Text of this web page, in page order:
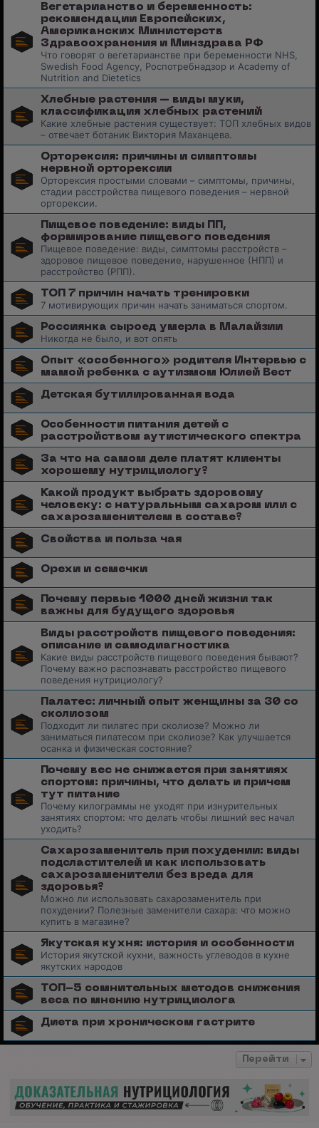
Вегетарианство и беременность:
рекомендации Европейских,
Американских Министерств
Здравоохранения и Минздрава РФ
Что говорят о вегетарианстве при беременности NHS,
Swedish Food Agency, Роспотребнадзор и Academy of
Nutrition and Dietetics
Хлебные растения – виды муки,
классификация хлебных растений
Какие хлебные растения существует: ТОП хлебных видов
– отвечает ботаник Виктория Маханцева.
Орторексия: причины и симптомы
нервной орторексии
Орторексия простыми словами – симптомы, причины,
стадии расстройства пищевого поведения – нервной
орторексии.
Пищевое поведение: виды ПП,
формирование пищевого поведения
Пищевое поведение: виды, симптомы расстройств –
здоровое пищевое поведение, нарушенное (НПП) и
расстройство (РПП).
ТОП 7 причин начать тренировки
7 мотивирующих причин начать заниматься спортом.
Россиянка сыроед умерла в Малайзии
Никогда не было, и вот опять
Опыт «особенноrо» родителя Интервью с
мамой ребенка с аутизмом Юлией Вест
Детская бутилированная вода
Особенности питания детей с
расстройством аутистического спектра
За что на самом деле платят клиенты
хорошему нутрициологу?
Какой продукт выбрать здоровому
человеку: с натуральным сахаром или с
сахарозаменителем в составе?
Свойства и польза чая
Орехи и семечки
Почему первые 1000 дней жизни так
важны для будущего здоровья
Виды расстройств пищевого поведения:
описание и самодиагностика
Какие виды расстройств пищевого поведения бывают?
Почему важно распознавать расстройство пищевого
поведения нутрициологу?
Палатес: личный опыт женщины за 30 со
сколиозом
Подходит ли пилатес при сколиозе? Можно ли
заниматься пилатесом при сколиозе? Как улучшается
осанка и физическая состояние?
Почему вес не снижается при занятиях
спортом: причины, что делать и причем
тут питание
Почему килограммы не уходят при изнурительных
занятиях спортом: что делать чтобы лишний вес начал
уходить?
Сахарозаменитель при похудении: виды
подсластителей и как использовать
сахарозаменители без вреда для
здоровья?
Можно ли использовать сахарозаменитель при
похудении? Полезные заменители сахара: что можно
купить в магазине?
Якутская кухня: история и особенности
История якутской кухни, важность углеводов в кухне
якутских народов
ТОП-5 сомнительных методов снижения
веса по мнению нутрициолога
Диета при хроническом гастрите
Перейти